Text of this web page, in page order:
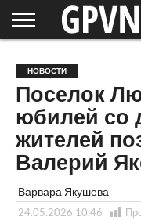
ОБЛАСТЬ
НОВОСТИ
СОСЕДЕЙ
РОССИЯ
/ МИР
СПЕЦПРОЕКТЫ
БЛОГ
СТАТЬИ
ФОТОРЕПОРТАЖИ
ИНТЕРВЬЮ
ОБЪЕКТЫ
ПОДБОРКИ
НОВОСТИ
Поселок
юбилей со
жителей
Валерий
Варвара Якушева
24.05.2026 10:46